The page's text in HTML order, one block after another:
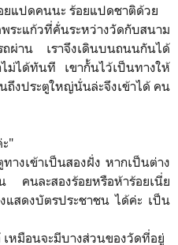
ยแปดคนนะ ร้อยแปดชาติด้วย
แก้วที่คั่นระหว่างวัดกับสนาม
ผ่าน เราจึงเดินบนถนนกันได้
ม่ได้ทันที เขากั้นไว้เป็นทางให้
ถึงประตูใหญ่นั่นล่ะจึงเข้าได้ คน
"
งเข้าเป็นสองฝั่ง หากเป็นต่าง
คนละสองร้อยหรือห้าร้อยเนี่ย
สดงบัตรประชาชน ได้ค่ะ เป็น
หมือนจะมีบางส่วนของวัดที่อยู่